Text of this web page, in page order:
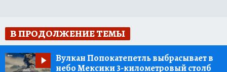
В ПРОДОЛЖЕНИЕ ТЕМЫ
Вулкан Попокатепетль выбрасывает в
небо Мексики 3-километровый столб